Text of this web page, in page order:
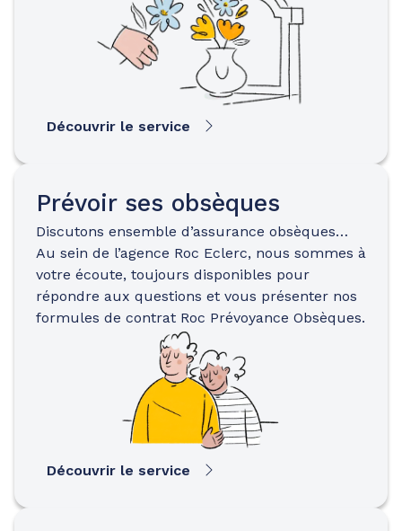
Découvrir le service
Prévoir ses obsèques
Discutons ensemble d’assurance obsèques…
Au sein de l’agence Roc Eclerc, nous sommes à
votre écoute, toujours disponibles pour
répondre aux questions et vous présenter nos
formules de contrat Roc Prévoyance Obsèques.
Découvrir le service